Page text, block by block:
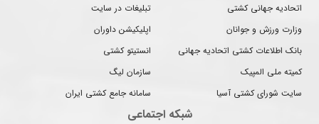
اتحادیه جهانی کشتی
وزارت ورزش و جوانان
بانک اطلاعات کشتی اتحادیه جهانی
کمیته ملی المپیک
سایت شورای کشتی آسیا
تبلیغات در سایت
اپلیکیشن داوران
انستیتو کشتی
سازمان لیگ
سامانه جامع کشتی ایران
شبکه اجتماعی